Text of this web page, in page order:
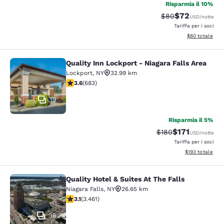
Risparmia il 10%
Tariffa di
$80Tariffa
$72USD/notte
Tariffa per i soci
Visualizza i
$80 totale
Quality Inn Lockport - Niagara Falls
19
Quality Inn Lockport - Niagara Falls Area
Lockport, NY
32.99 km
Valutazione di 3.59 stelle. Buono. 683 recensioni
3.6(683)
Risparmia il 5%
Tariffa di barratura:
$180Tariffa
$171USD/notte
Tariffa per i soci
Visualizza i
$193 totale
Quality Hotel & Suites At The Falls
36
Quality Hotel & Suites At The Falls
Niagara Falls, NY
26.65 km
Valutazione di 3.13 stelle. Buono. 3461 recensioni
3.1(3.461)